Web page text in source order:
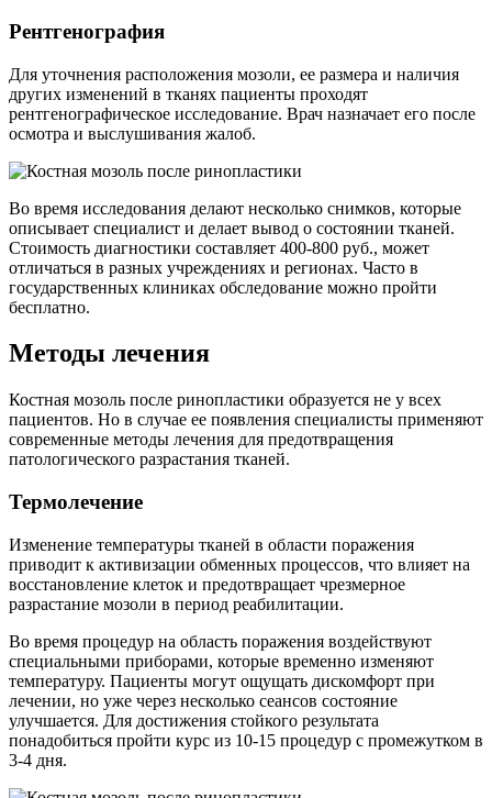
Рентгенография
Для уточнения расположения мозоли, ее размера и наличия
других изменений в тканях пациенты проходят
рентгенографическое исследование. Врач назначает его после
осмотра и выслушивания жалоб.
Во время исследования делают несколько снимков, которые
описывает специалист и делает вывод о состоянии тканей.
Стоимость диагностики составляет 400-800 руб., может
отличаться в разных учреждениях и регионах. Часто в
государственных клиниках обследование можно пройти
бесплатно.
Методы лечения
Костная мозоль после ринопластики образуется не у всех
пациентов. Но в случае ее появления специалисты применяют
современные методы лечения для предотвращения
патологического разрастания тканей.
Термолечение
Изменение температуры тканей в области поражения
приводит к активизации обменных процессов, что влияет на
восстановление клеток и предотвращает чрезмерное
разрастание мозоли в период реабилитации.
Во время процедур на область поражения воздействуют
специальными приборами, которые временно изменяют
температуру. Пациенты могут ощущать дискомфорт при
лечении, но уже через несколько сеансов состояние
улучшается. Для достижения стойкого результата
понадобиться пройти курс из 10-15 процедур с промежутком в
3-4 дня.